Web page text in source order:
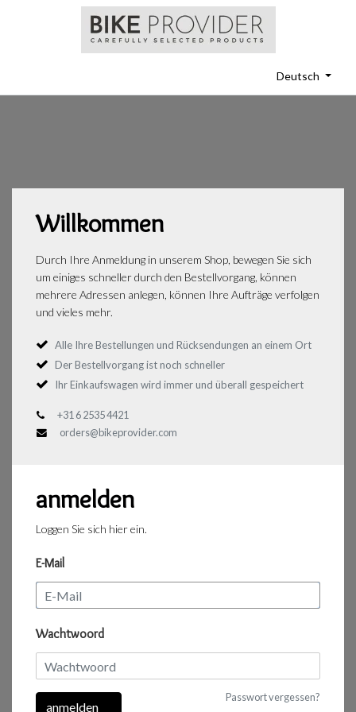
Deutsch
Willkommen
Durch Ihre Anmeldung in unserem Shop, bewegen Sie sich
um einiges schneller durch den Bestellvorgang, können
mehrere Adressen anlegen, können Ihre Aufträge verfolgen
und vieles mehr.
Alle Ihre Bestellungen und Rücksendungen an einem Ort
Der Bestellvorgang ist noch schneller
Ihr Einkaufswagen wird immer und überall gespeichert
+31 6 2535 4421
orders@bikeprovider.com
anmelden
Loggen Sie sich hier ein.
E-Mail
Wachtwoord
Passwort vergessen?
anmelden